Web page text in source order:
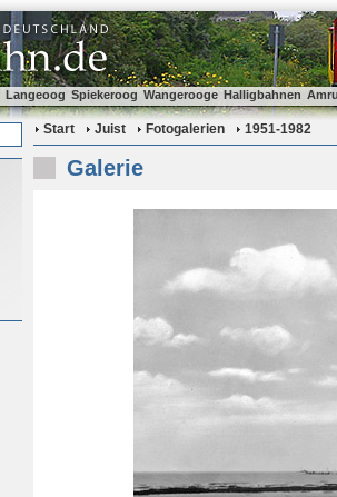
Langeoog Spiekeroog Wangerooge Halligbahnen
Start Juist Fotogalerien 1951-1982
Galerie